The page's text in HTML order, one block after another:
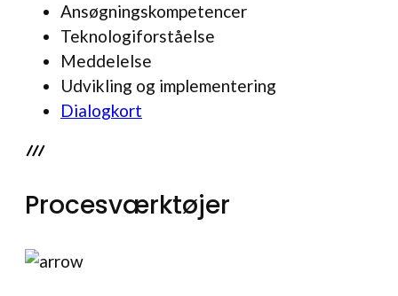
Ansøgningskompetencer
Teknologiforståelse
Meddelelse
Udvikling og implementering
Dialogkort
Procesværktøjer